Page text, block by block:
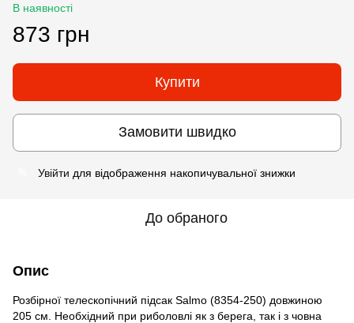
В наявності
873 грн
Купити
Замовити швидко
Увійти для відображення накопичувальної знижки
До обраного
Опис
Розбірної телескопічний підсак Salmo (8354-250) довжиною
205 см. Необхідний при риболовлі як з берега, так і з човна